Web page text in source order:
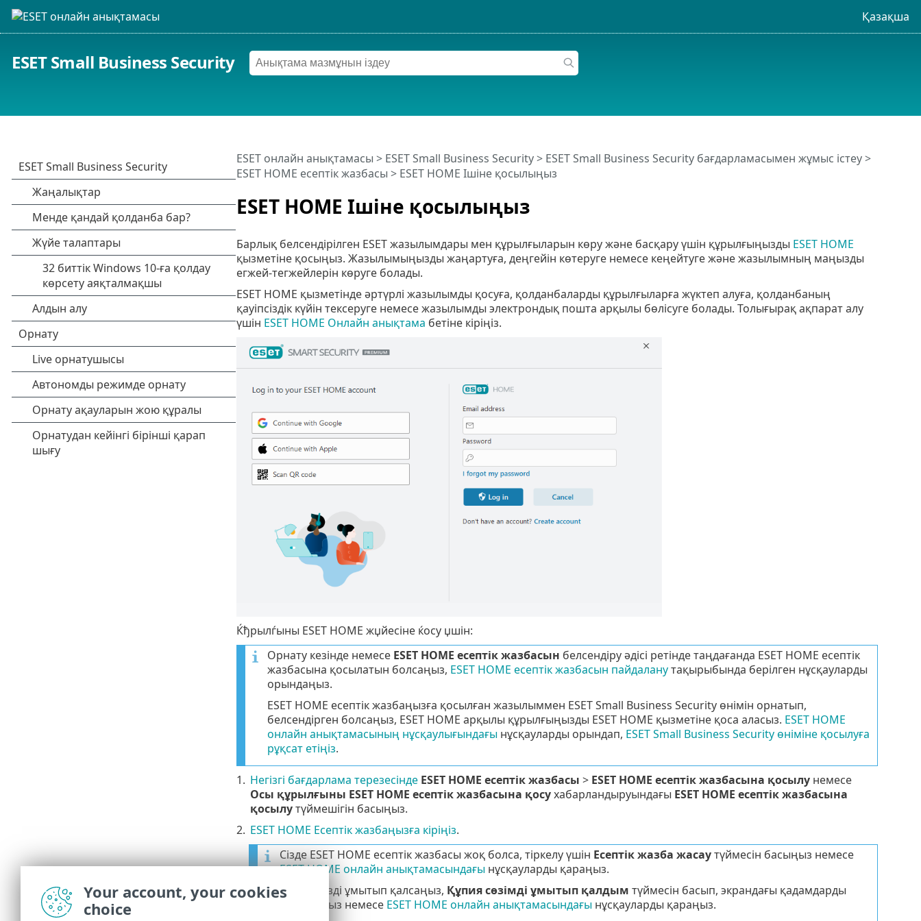
Қазақша
ESET Small Business Security
ESET HOME Ішіне қосылыңыз
ESET онлайн анықтамасы > ESET Small Business Security> ESET Small Business Security бағдарламасымен жұмыс істеу>
ESET HOME есептік жазбасы > ESET HOME Ішіне қосылыңыз
Барлық белсендірілген ESET жазылымдары мен құрылғыларын көру және басқару үшін құрылғыңызды ESET HOME
қызметіне қосыңыз. Жазылымыңызды жаңартуға, деңгейін көтеруге немесе кеңейтуге және жазылымның маңызды
егжей-тегжейлерін көруге болады.
ESET HOME қызметінде әртүрлі жазылымды қосуға, қолданбаларды құрылғыларға жүктеп алуға, қолданбаның
қауіпсіздік күйін тексеруге немесе жазылымды электрондық пошта арқылы бөлісуге болады. Толығырақ ақпарат алу
үшін ESET HOME Онлайн анықтама бетіне кіріңіз.
Ќђрылѓыны ESET HOME жџйесіне ќосу џшін:
Орнату кезінде немесе ESET HOME есептік жазбасын белсендіру әдісі ретінде таңдағанда ESET HOME есептік
жазбасына қосылатын болсаңыз, ESET HOME есептік жазбасын пайдаланутақырыбында берілген нұсқауларды
орындаңыз.
ESET HOME есептік жазбаңызға қосылған жазылыммен ESET Small Business Security өнімін орнатып,
белсендірген болсаңыз, ESET HOME арқылы құрылғыңызды ESET HOME қызметіне қоса аласыз. ESET HOME
онлайн анықтамасының нұсқаулығындағынұсқауларды орындап, ESET Small Business Security өніміне қосылуға
рұқсат етіңіз.
1. Негізгі бағдарлама терезесінде ESET HOME есептік жазбасы > ESET HOME есептік жазбасына қосылунемесе
Осы құрылғыны ESET HOME есептік жазбасына қосухабарландыруындағы ESET HOME есептік жазбасына
қосылутүймешігін басыңыз.
2. ESET HOME Есептік жазбаңызға кіріңіз.
Сізде ESET HOME есептік жазбасы жоқ болса, тіркелу үшін Есептік жазба жасаутүймесін басыңыз немесе
ESET HOME онлайн анықтамасындағынұсқауларды қараңыз.
Құпия сөзді ұмытып қалсаңыз, Құпия сөзімді ұмытып қалдым түймесін басып, экрандағы қадамдарды
орындаңыз немесе ESET HOME онлайн анықтамасындағынұсқауларды қараңыз.
Your account, your cookies
choice